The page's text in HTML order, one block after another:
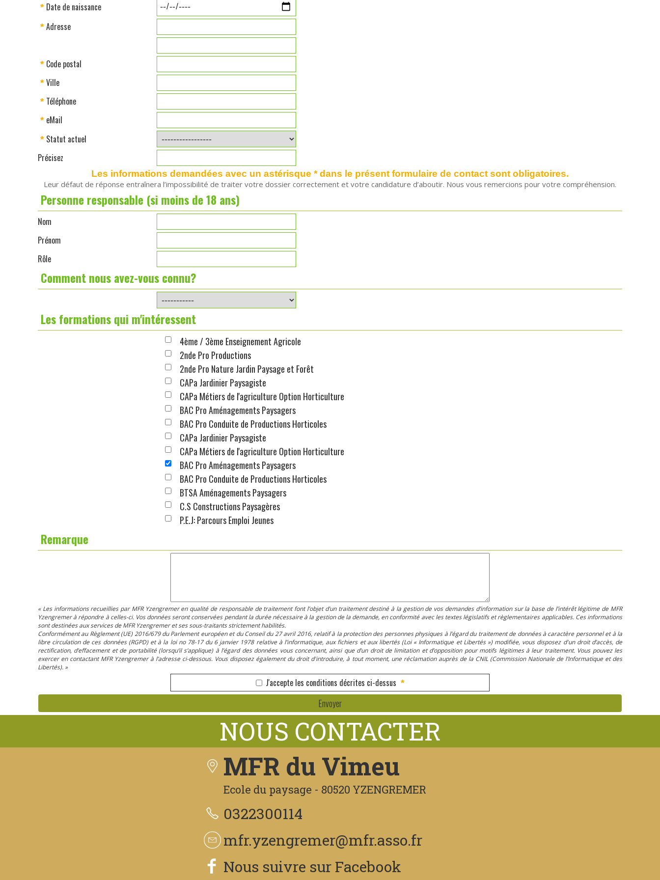
* Date de naissance
* Adresse
* Code postal
* Ville
* Téléphone
* eMail
* Statut actuel
Précisez
Les informations demandées avec un astérisque * dans le présent formulaire de contact sont obligatoires.
Leur défaut de réponse entraînera l’impossibilité de traiter votre dossier correctement et votre candidature d’aboutir. Nous vous remercions pour votre compréhension.
Personne responsable (si moins de 18 ans)
Nom
Prénom
Rôle
Comment nous avez-vous connu?
Les formations qui m'intéressent
4ème / 3ème Enseignement Agricole
2nde Pro Productions
2nde Pro Nature Jardin Paysage et Forêt
CAPa Jardinier Paysagiste
CAPa Métiers de l'agriculture Option Horticulture
BAC Pro Aménagements Paysagers
BAC Pro Conduite de Productions Horticoles
CAPa Jardinier Paysagiste
CAPa Métiers de l'agriculture Option Horticulture
BAC Pro Aménagements Paysagers
BAC Pro Conduite de Productions Horticoles
BTSA Aménagements Paysagers
C.S Constructions Paysagères
P.E.J: Parcours Emploi Jeunes
Remarque
« Les informations recueillies par MFR Yzengremer en qualité de responsable de traitement font l’objet d’un traitement destiné à la gestion de vos demandes d’information sur la base de l’intérêt légitime de MFR
Yzengremer à répondre à celles-ci. Vos données seront conservées pendant la durée nécessaire à la gestion de la demande, en conformité avec les textes législatifs et règlementaires applicables. Ces informations
sont destinées aux services de MFR Yzengremer et ses sous-traitants strictement habilités.
Conformément au Règlement (UE) 2016/679 du Parlement européen et du Conseil du 27 avril 2016, relatif à la protection des personnes physiques à l’égard du traitement de données à caractère personnel et à la
libre circulation de ces données (RGPD) et à la loi no 78-17 du 6 janvier 1978 relative à l’informatique, aux fichiers et aux libertés (Loi « Informatique et Libertés ») modifiée, vous disposez d'un droit d’accès, de
rectification, d’effacement et de portabilité (lorsqu’il s’applique) à l’égard des données vous concernant, ainsi que d’un droit de limitation et d’opposition pour motifs légitimes à leur traitement. Vous pouvez les
exercer en contactant MFR Yzengremer à l’adresse ci-dessous. Vous disposez également du droit d'introduire, à tout moment, une réclamation auprès de la CNIL (Commission Nationale de l’Informatique et des
Libertés). »
J'accepte les conditions décrites ci-dessus *
Envoyer
MFR du Vimeu
Ecole du paysage - 80520 YZENGREMER
0322300114
mfr.yzengremer@mfr.asso.fr
Nous suivre sur Facebook